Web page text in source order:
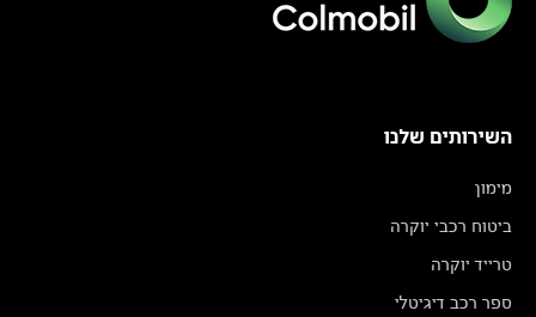
השירותים שלנו
מימון
ביטוח רכבי יוקרה
טרייד יוקרה
ספר רכב דיגיטלי